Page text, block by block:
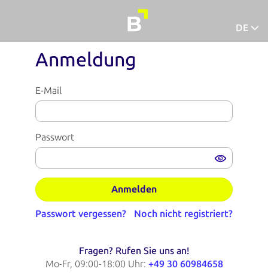
DE
Deutsch
Anmeldung
E-Mail
Passwort
Passwort vergessen? Noch nicht registriert?
Fragen? Rufen Sie uns an!
Mo-Fr, 09:00-18:00 Uhr: +49 30 60984658